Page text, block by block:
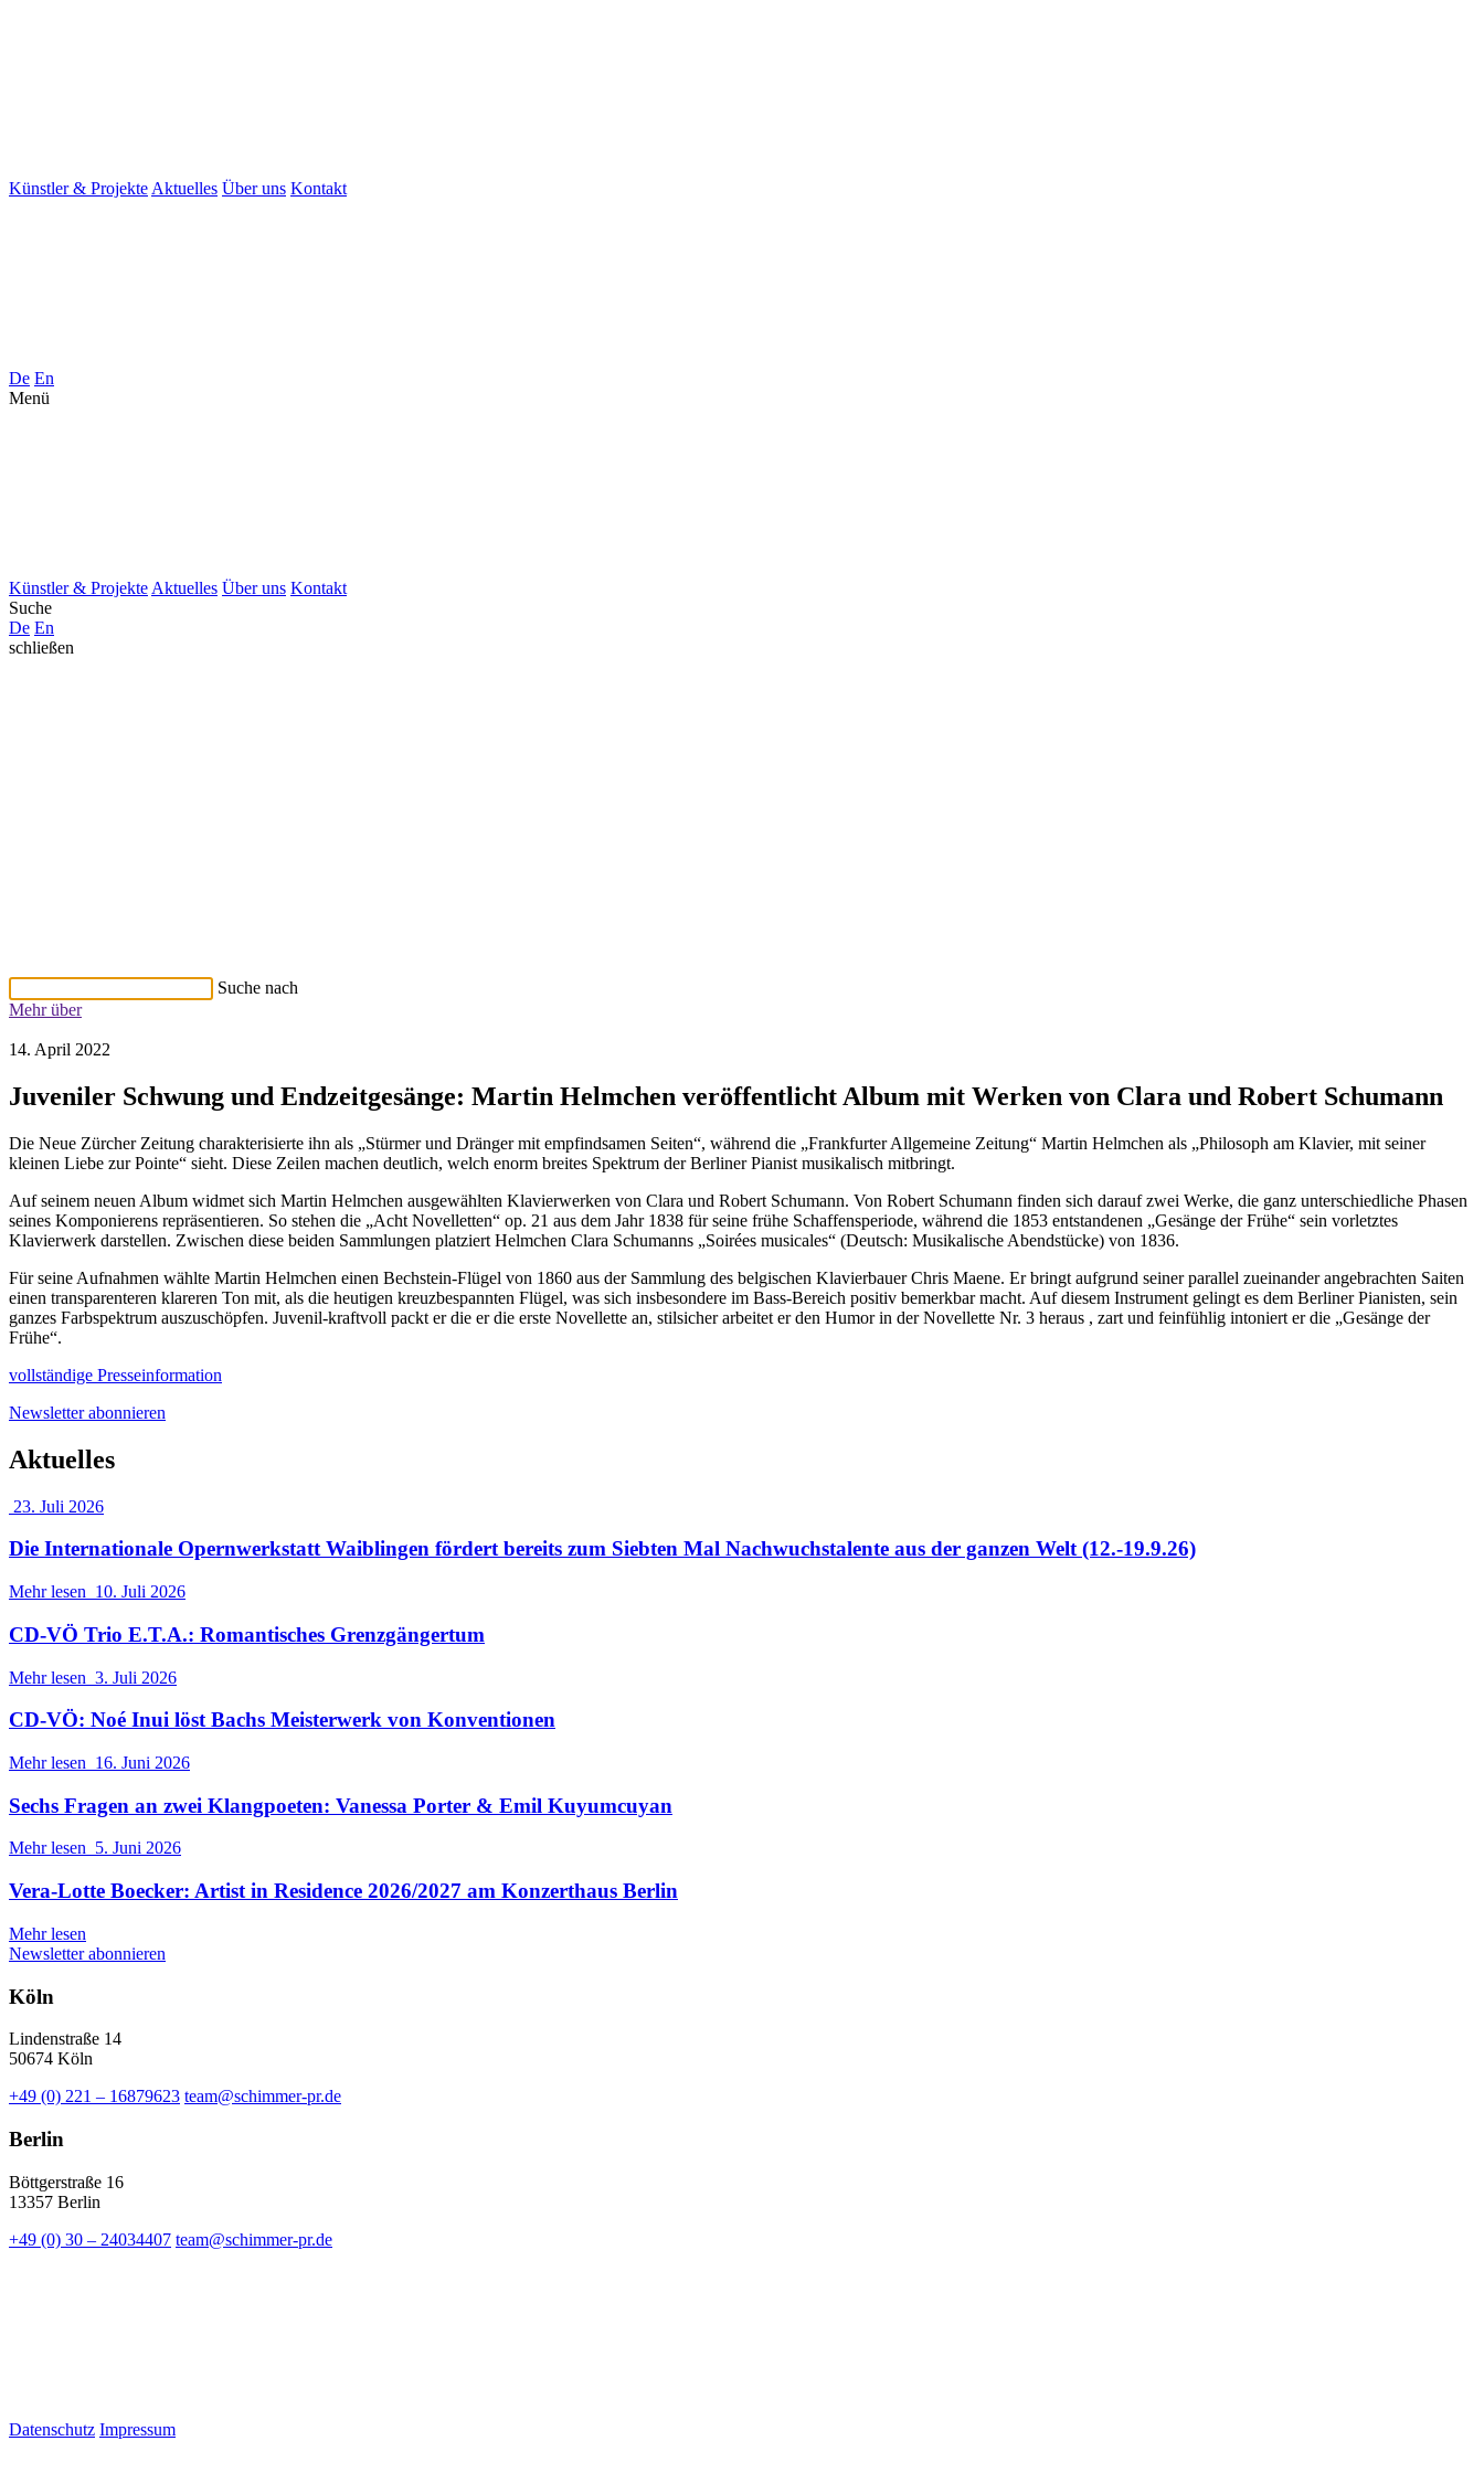
Künstler & Projekte Aktuelles Über uns Kontakt
De En
Menü
Künstler & Projekte Aktuelles Über uns Kontakt
Suche
De En
schließen
Suche nach
Mehr über
14. April 2022
Juveniler Schwung und Endzeitgesänge: Martin Helmchen veröffentlicht Album mit Werken von Clara und Robert Schumann
Die Neue Zürcher Zeitung charakterisierte ihn als „Stürmer und Dränger mit empfindsamen Seiten“, während die „Frankfurter Allgemeine Zeitung“ Martin Helmchen als „Philosoph am Klavier, mit seiner
kleinen Liebe zur Pointe“ sieht. Diese Zeilen machen deutlich, welch enorm breites Spektrum der Berliner Pianist musikalisch mitbringt.
Auf seinem neuen Album widmet sich Martin Helmchen ausgewählten Klavierwerken von Clara und Robert Schumann. Von Robert Schumann finden sich darauf zwei Werke, die ganz unterschiedliche Phasen
seines Komponierens repräsentieren. So stehen die „Acht Novelletten“ op. 21 aus dem Jahr 1838 für seine frühe Schaffensperiode, während die 1853 entstandenen „Gesänge der Frühe“ sein vorletztes
Klavierwerk darstellen. Zwischen diese beiden Sammlungen platziert Helmchen Clara Schumanns „Soirées musicales“ (Deutsch: Musikalische Abendstücke) von 1836.
Für seine Aufnahmen wählte Martin Helmchen einen Bechstein-Flügel von 1860 aus der Sammlung des belgischen Klavierbauer Chris Maene. Er bringt aufgrund seiner parallel zueinander angebrachten Saiten
einen transparenteren klareren Ton mit, als die heutigen kreuzbespannten Flügel, was sich insbesondere im Bass-Bereich positiv bemerkbar macht. Auf diesem Instrument gelingt es dem Berliner Pianisten, sein
ganzes Farbspektrum auszuschöpfen. Juvenil-kraftvoll packt er die er die erste Novellette an, stilsicher arbeitet er den Humor in der Novellette Nr. 3 heraus , zart und feinfühlig intoniert er die „Gesänge der
Frühe“.
vollständige Presseinformation
Newsletter abonnieren
Aktuelles
23. Juli 2026
Die Internationale Opernwerkstatt Waiblingen fördert bereits zum Siebten Mal Nachwuchstalente aus der ganzen Welt (12.-19.9.26)
Mehr lesen 10. Juli 2026
CD-VÖ Trio E.T.A.: Romantisches Grenzgängertum
Mehr lesen 3. Juli 2026
CD-VÖ: Noé Inui löst Bachs Meisterwerk von Konventionen
Mehr lesen 16. Juni 2026
Sechs Fragen an zwei Klangpoeten: Vanessa Porter & Emil Kuyumcuyan
Mehr lesen 5. Juni 2026
Vera-Lotte Boecker: Artist in Residence 2026/2027 am Konzerthaus Berlin
Mehr lesen
Newsletter abonnieren
Köln
Lindenstraße 14
50674 Köln
+49 (0) 221 – 16879623 team@schimmer-pr.de
Berlin
Böttgerstraße 16
13357 Berlin
+49 (0) 30 – 24034407 team@schimmer-pr.de
Datenschutz Impressum